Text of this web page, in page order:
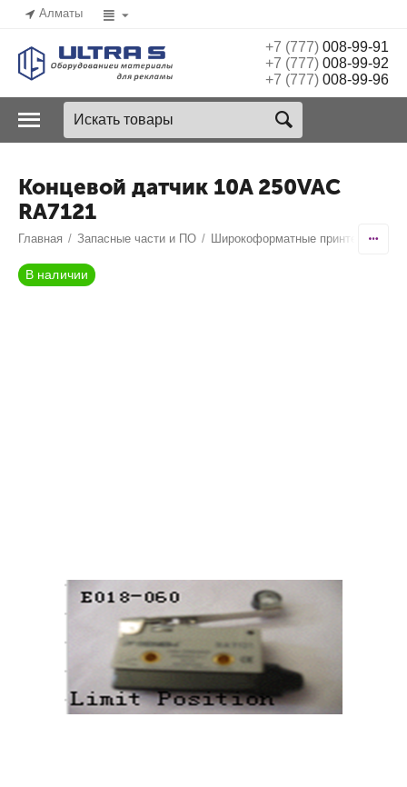
Алматы
+7 (777)008-99-91
+7 (777)008-99-92
+7 (777)008-99-96
Концевой датчик 10A 250VAC
RA7121
Главная / Запасные части и ПО / Широкоформатные принтеры /
В наличии